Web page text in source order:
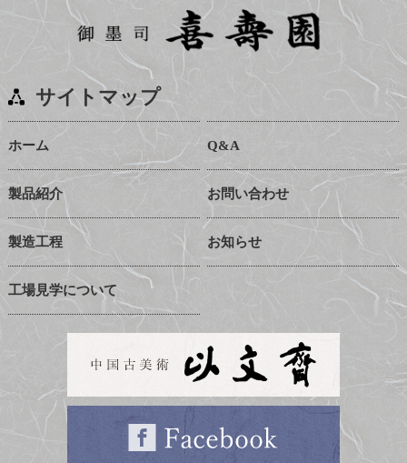
サイトマップ
ホーム
製品紹介
製造工程
工場見学について
Q&A
お問い合わせ
お知らせ